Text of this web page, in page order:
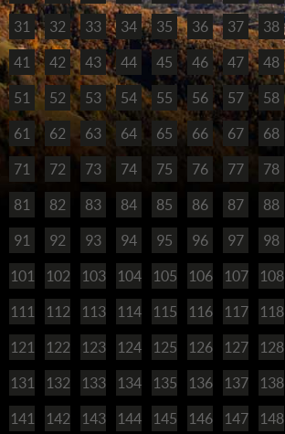
31 32 33 34 35 36 37 38
41 42 43 44 45 46 47 48
51 52 53 54 55 56 57 58
61 62 63 64 65 66 67 68
71 72 73 74 75 76 77 78
81 82 83 84 85 86 87 88
91 92 93 94 95 96 97 98
101 102 103 104 105 106 107 108
111 112 113 114 115 116 117 118
121 122 123 124 125 126 127 128
131 132 133 134 135 136 137 138
141 142 143 144 145 146 147 148